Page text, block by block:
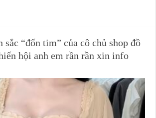
sắc “đốn tim” của cô chủ shop đồ
hội anh em rần rần xin info